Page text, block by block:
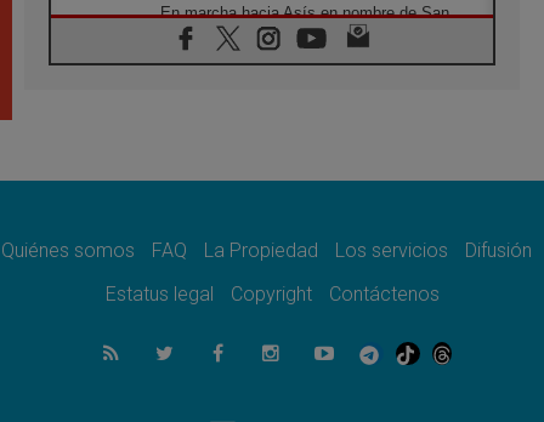
En marcha hacia Asís en nombre de San
Francisco, a la espera de León
05.08.2026
quienes bendicen la guerra
Ucrania: Ataque masivo en Kyiv durante la
05.08.2026
Colombo: "La visita del Papa a Argentina
Quiénes somos FAQ La Propiedad Los servicios
Difusión
Estatus legal
Copyright Contáctenos